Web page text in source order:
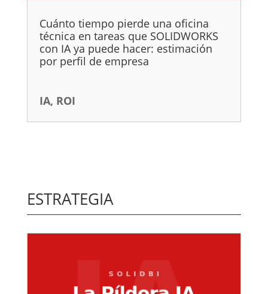
Cuánto tiempo pierde una oficina
técnica en tareas que SOLIDWORKS
con IA ya puede hacer: estimación
por perfil de empresa
IA, ROI
ESTRATEGIA